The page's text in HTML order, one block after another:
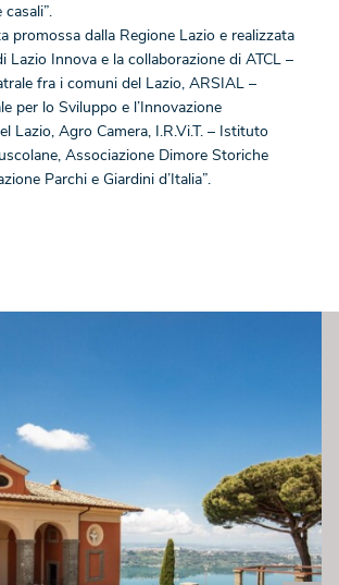
promossa dalla Regione Lazio e realizzata
Innova e la collaborazione di ATCL –
fra i comuni del Lazio, ARSIAL –
per lo Sviluppo e l’Innovazione
Lazio, Agro Camera, I.R.Vi.T. – Istituto
Associazione Dimore Storiche
Parchi e Giardini d’Italia”.